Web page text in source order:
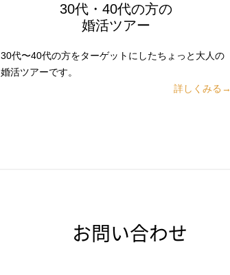
30代・40代の方の
婚活ツアー
30代〜40代の方をターゲットにしたちょっと大人の
婚活ツアーです。
詳しくみる→
お問い合わせ